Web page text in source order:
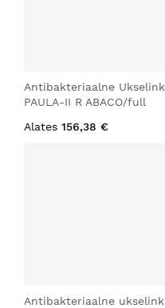
Antibakteriaalne Ukselink
PAULA-II R ABACO/full
Alates 156,38 €
Antibakteriaalne ukselink